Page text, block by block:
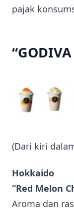
pajak
(Dari kiri
Hokkaido
“Red Melon
Aroma dan